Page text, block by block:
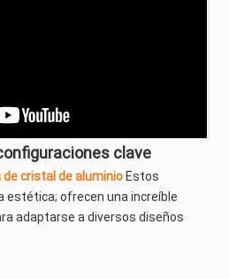
clave
cristal de aluminio Estos
estética; ofrecen una increíble
adaptarse a diversos diseños